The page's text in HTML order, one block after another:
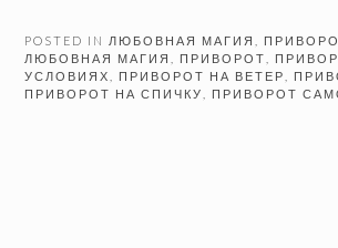
POSTED IN ЛЮБОВНАЯ МАГИЯ
ЛЮБОВНАЯ МАГИЯ
ПРИВОРОТ
УСЛОВИЯХ
ПРИВОРОТ НА ВЕТЕР
ПРИВОРОТ НА СПИЧКУ
ПРИВОРОТ